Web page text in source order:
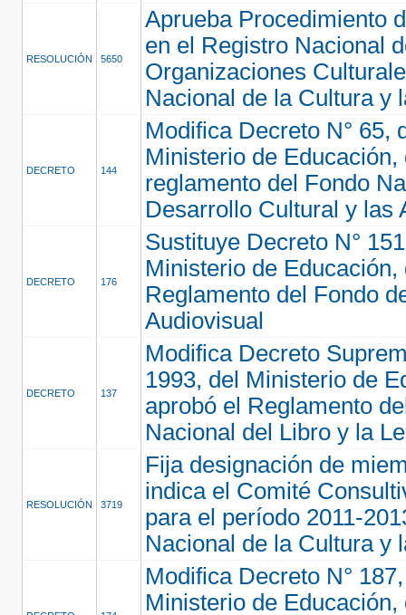
RESOLUCIÓN 5650
Aprueba Procedimiento
en el Registro Nacional
Organizaciones
Nacional de la Cultura y
DECRETO 144
Modifica Decreto N° 65,
Ministerio de Educación,
reglamento del Fondo
Desarrollo Cultural y las
DECRETO 176
Sustituye Decreto N°
Ministerio de Educación,
Reglamento del Fondo
Audiovisual
DECRETO 137
Modifica Decreto
1993, del Ministerio de
aprobó el Reglamento
Nacional del Libro y la
RESOLUCIÓN 3719
Fija designación de
indica el Comité
para el período 2011-
Nacional de la Cultura y
Modifica Decreto N°
Ministerio de Educación,